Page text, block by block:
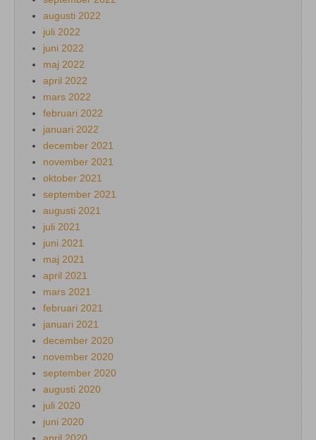
augusti 2022
juli 2022
juni 2022
maj 2022
april 2022
mars 2022
februari 2022
januari 2022
december 2021
november 2021
oktober 2021
september 2021
augusti 2021
juli 2021
juni 2021
maj 2021
april 2021
mars 2021
februari 2021
januari 2021
december 2020
november 2020
september 2020
augusti 2020
juli 2020
juni 2020